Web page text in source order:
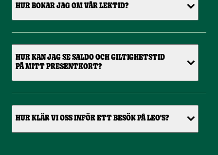
HUR BOKAR JAG OM VÅR LEKTID?
HUR KAN JAG SE SALDO OCH GILTIGHETSTID
PÅ MITT PRESENTKORT?
HUR KLÄR VI OSS INFÖR ETT BESÖK PÅ LEO'S?